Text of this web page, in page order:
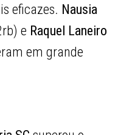
eficazes. Nausia
e Raquel Laneiro
em grande